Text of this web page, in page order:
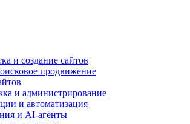
и создание сайтов
продвижение
и администрирование
и автоматизация
и AI-агенты